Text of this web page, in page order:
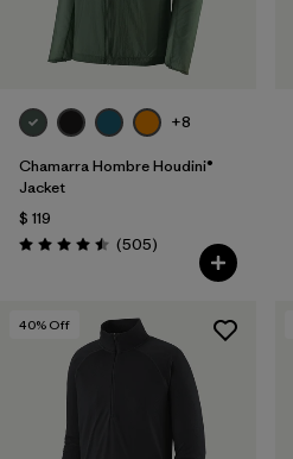
+8
Chamarra Hombre Houdini®
Jacket
$ 119
Valoración: 4.5 / 5
(505Comentarios
)
40% Off